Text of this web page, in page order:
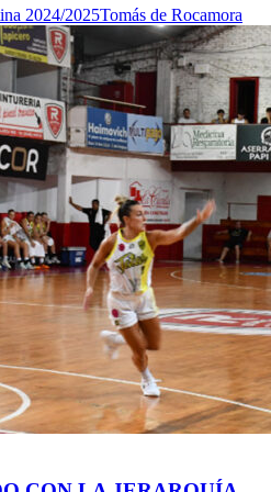
2024/2025Tomás de Rocamora